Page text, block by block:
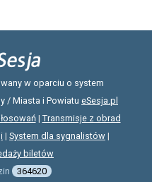
w oparciu o system
/ Miasta i Powiatu eSesja.pl
| Transmisje z obrad
| System dla sygnalistów |
biletów
364620